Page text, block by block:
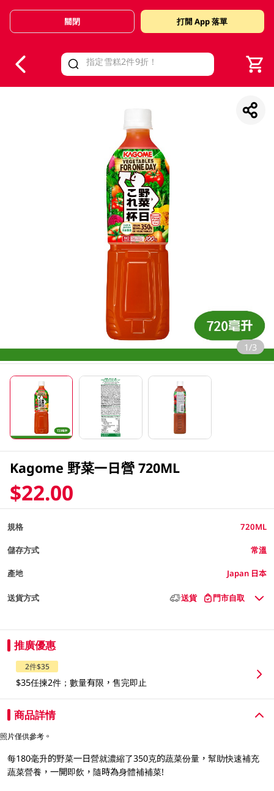
Valid Until 30 June 2026
關閉 打開 App 落單
1/3
Kagome 野菜一日營 720ML
$22.00
規格 720ML
儲存方式 常溫
產地 Japan 日本
送貨方式 送貨 門市自取
推廣優惠
2件$35
$35任揀2件；數量有限，售完即止
商品詳情
照片僅供參考。
每180毫升的野菜一日營就濃縮了350克的蔬菜份量，幫助快速補充
蔬菜營養，一開即飲，隨時為身體補補菜!